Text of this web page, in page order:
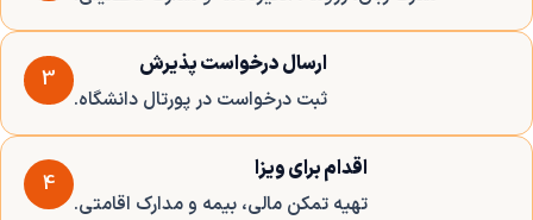
3
ارسال درخواست پذیرش
ثبت درخواست در پورتال دانشگاه.
4
اقدام برای ویزا
تهیه تمکن مالی، بیمه و مدارک اقامتی.